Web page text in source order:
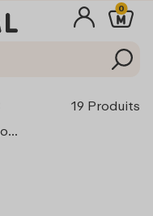
0
19 Produits
À l’envers, sur le côté… aucune goutte ne s’échappe ! Les tétines courtes des gobelets anti-fuite Mepal favorisent un développement sain de la bouche et des dents. Chaque gobelet dispose de deux tétines, afin que votre petit ne rate jamais sa prise. Adapté dès 6 mois, il accompagne parfaitement votre bébé ou tout-petit dans ses premiers apprentissages de boisson autonome.